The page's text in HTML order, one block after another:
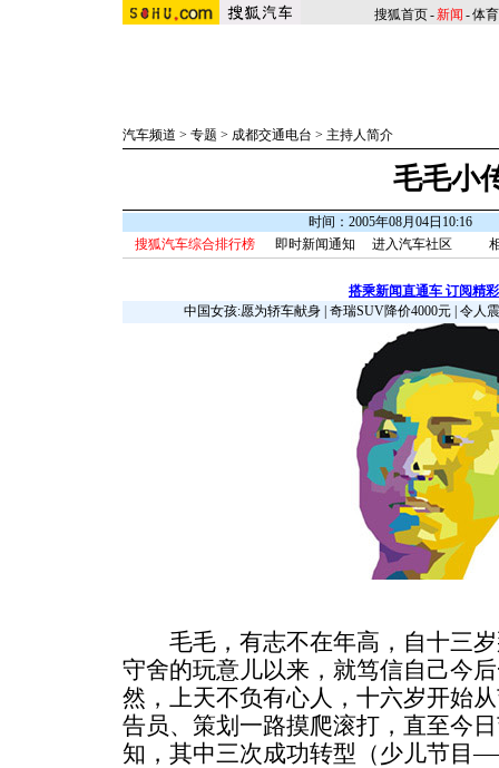
搜狐首页-新闻 -体育
汽车频道 > 专题 > 成都交通电台 > 主持人简介
毛毛小
时间：2005年08月04日10:16
搜狐汽车综合排行榜
即时新闻通知 进入汽车社区
搭乘新闻直通车 订阅精
中国女孩:愿为轿车献身| 奇瑞SUV降价4000元| 令人
毛毛，有志不在年高，自十三岁
守舍的玩意儿以来，就笃信自己今
然，上天不负有心人，十六岁开始
告员、策划一路摸爬滚打，直至今
知，其中三次成功转型（少儿节